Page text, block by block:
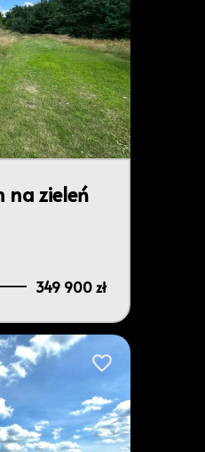
na zieleń
349 900 zł
Dodaj do